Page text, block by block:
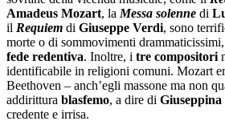
Amadeus Mozart, la Messa solenne di
il Requiem di Giuseppe Verdi, sono
morte o di sommovimenti
fede redentiva. Inoltre, i tre compositori
identificabile in religioni comuni. Mozart
Beethoven – anch’egli massone ma non
addirittura blasfemo, a dire di Giuseppina
credente e irrisa.